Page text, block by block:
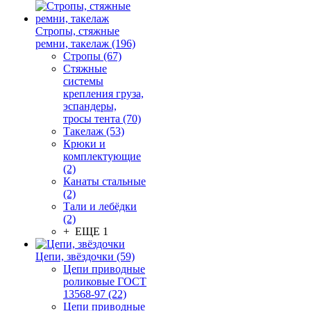
Стропы, стяжные
ремни, такелаж (196)
Стропы (67)
Стяжные
системы
крепления груза,
эспандеры,
тросы тента (70)
Такелаж (53)
Крюки и
комплектующие
(2)
Канаты стальные
(2)
Тали и лебёдки
(2)
+ ЕЩЕ 1
Цепи, звёздочки (59)
Цепи приводные
роликовые ГОСТ
13568-97 (22)
Цепи приводные